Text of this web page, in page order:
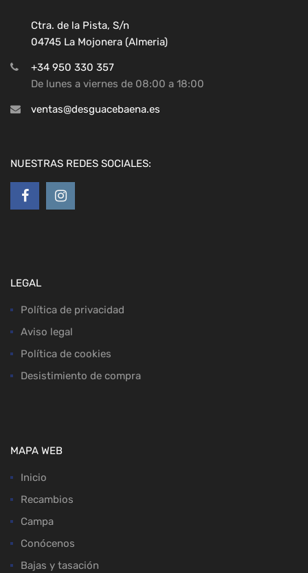
Ctra. de la Pista, S/n
04745 La Mojonera (Almeria)
+34 950 330 357
De lunes a viernes de 08:00 a 18:00
ventas@desguacebaena.es
NUESTRAS REDES SOCIALES:
LEGAL
Política de privacidad
Aviso legal
Política de cookies
Desistimiento de compra
MAPA WEB
Inicio
Recambios
Campa
Conócenos
Bajas y tasación